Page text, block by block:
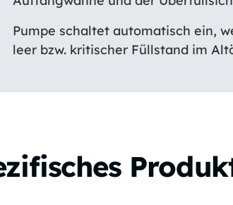
Pumpe schaltet automatisch ein,
leer bzw. kritischer Füllstand im